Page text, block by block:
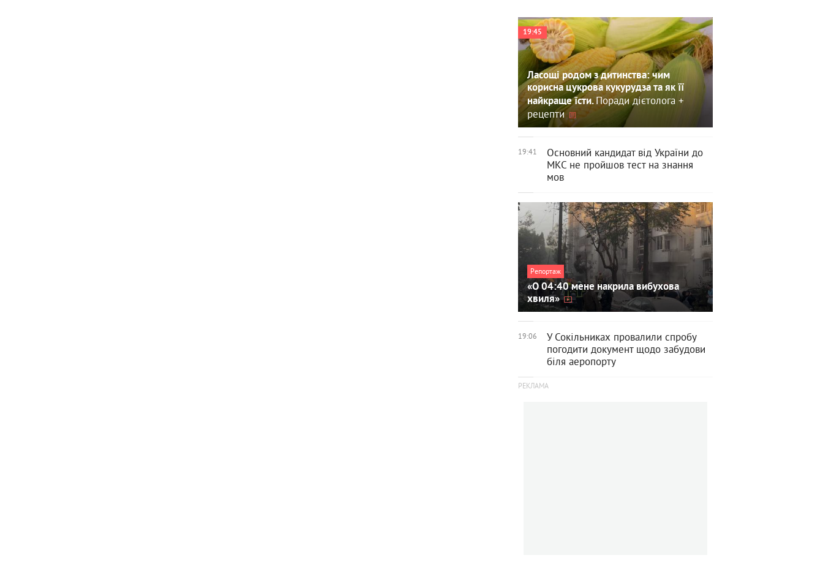
19:45
Ласощі родом з дитинства: чим
корисна цукрова кукурудза та як її
найкраще їсти.Поради дієтолога +
рецепти
19:41
Основний кандидат від України до
МКС не пройшов тест на знання
мов
Репортаж
«О 04:40 мене накрила вибухова
хвиля»
19:06
У Сокільниках провалили спробу
погодити документ щодо забудови
біля аеропорту